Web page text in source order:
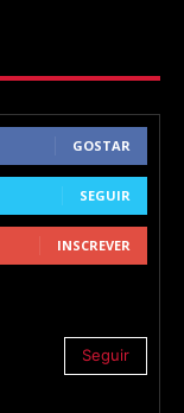
GOSTAR
SEGUIR
INSCREVER
Seguir